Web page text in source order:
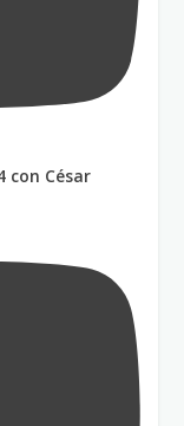
con César